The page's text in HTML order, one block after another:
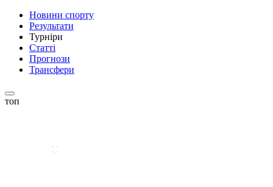
Новини спорту
Результати
Турніри
Статті
Прогнози
Трансфери
топ